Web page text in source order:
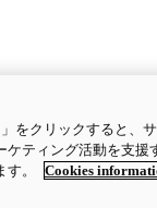
料を除く）
」をクリックすると、
ティング活動を支援
す。
Cookies